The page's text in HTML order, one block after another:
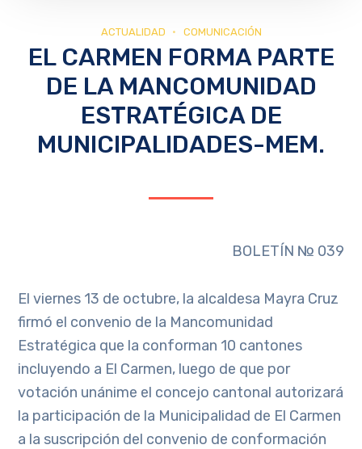
ACTUALIDAD COMUNICACIÓN
EL CARMEN FORMA PARTE
DE LA MANCOMUNIDAD
ESTRATÉGICA DE
MUNICIPALIDADES-MEM.
BOLETÍN № 039
El viernes 13 de octubre, la alcaldesa Mayra Cruz
firmó el convenio de la Mancomunidad
Estratégica que la conforman 10 cantones
incluyendo a El Carmen, luego de que por
votación unánime el concejo cantonal autorizará
la participación de la Municipalidad de El Carmen
a la suscripción del convenio de conformación